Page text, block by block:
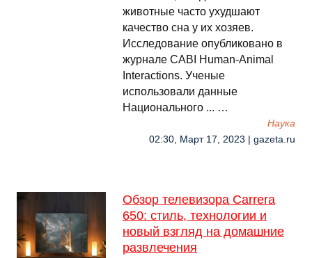
животные часто ухудшают
качество сна у их хозяев.
Исследование опубликовано в
журнале CABI Human-Animal
Interactions. Ученые
использовали данные
Национального ... …
Наука
02:30, Март 17, 2023 | gazeta.ru
Обзор телевизора Carrera
650: стиль, технологии и
новый взгляд на домашние
развлечения